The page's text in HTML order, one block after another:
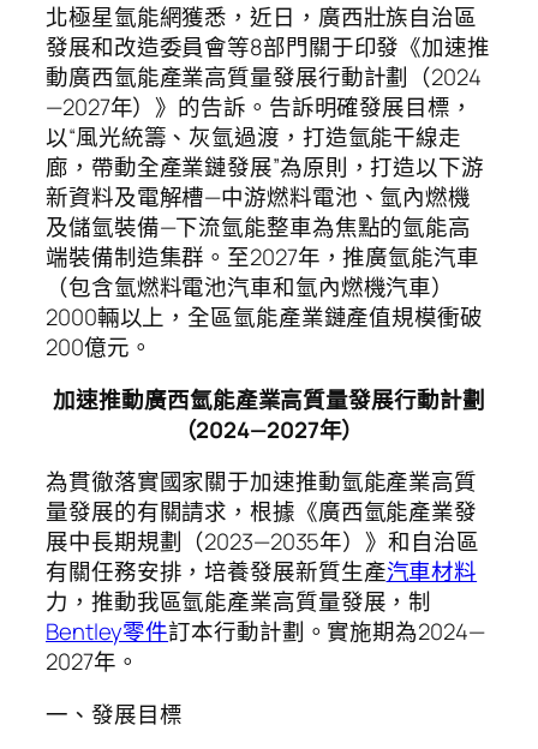
北極星氫能網獲悉，近日，廣西壯族自治區
發展和改造委員會等8部門關于印發《加速推
動廣西氫能產業高質量發展行動計劃（2024
—2027年）》的告訴。告訴明確發展目標，
以“風光統籌、灰氫過渡，打造氫能干線走
廊，帶動全產業鏈發展”為原則，打造以下游
新資料及電解槽—中游燃料電池、氫內燃機
及儲氫裝備—下流氫能整車為焦點的氫能高
端裝備制造集群。至2027年，推廣氫能汽車
（包含氫燃料電池汽車和氫內燃機汽車）
2000輛以上，全區氫能產業鏈產值規模衝破
200億元。
加速推動廣西氫能產業高質量發展行動計劃
（2024—2027年）
為貫徹落實國家關于加速推動氫能產業高質
量發展的有關請求，根據《廣西氫能產業發
展中長期規劃（2023—2035年）》和自治區
有關任務安排，培養發展新質生產汽車材料
力，推動我區氫能產業高質量發展，制
Bentley零件訂本行動計劃。實施期為2024—
2027年。
一、發展目標